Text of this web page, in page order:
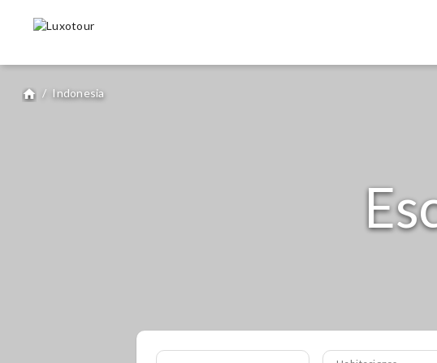
home / Indonesia